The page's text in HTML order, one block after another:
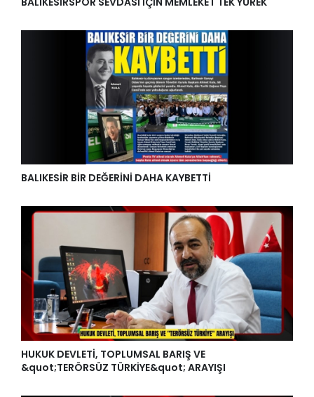
BALIKESİR BİR DEĞERİNİ DAHA KAYBETTİ
HUKUK DEVLETİ, TOPLUMSAL BARIŞ VE
&quot;TERÖRSÜZ TÜRKİYE&quot; ARAYIŞI